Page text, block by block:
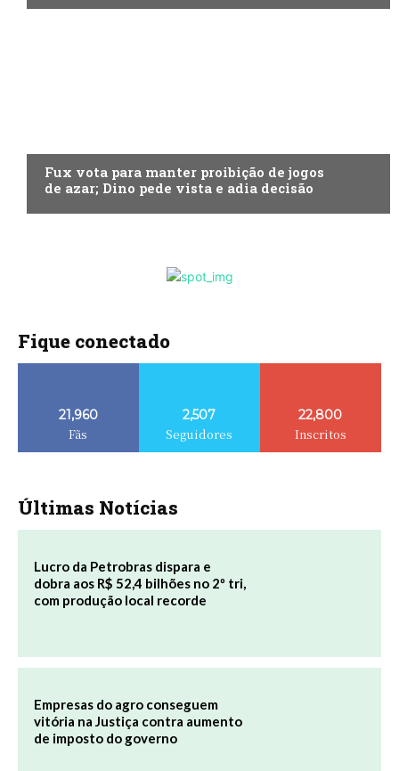
Fux vota para manter proibição de jogos
de azar; Dino pede vista e adia decisão
Fique conectado
21,960
Fãs
2,507
Seguidores
22,800
Inscritos
Últimas Notícias
Lucro da Petrobras dispara e
dobra aos R$ 52,4 bilhões no 2º tri,
com produção local recorde
Empresas do agro conseguem
vitória na Justiça contra aumento
de imposto do governo